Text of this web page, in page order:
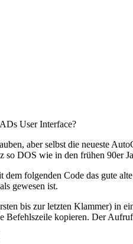
User Interface?
aber selbst die neueste
so DOS wie in den frühen 90er
dem folgenden Code das gute
gewesen ist.
bis zur letzten Klammer) in
Befehlszeile kopieren. Der